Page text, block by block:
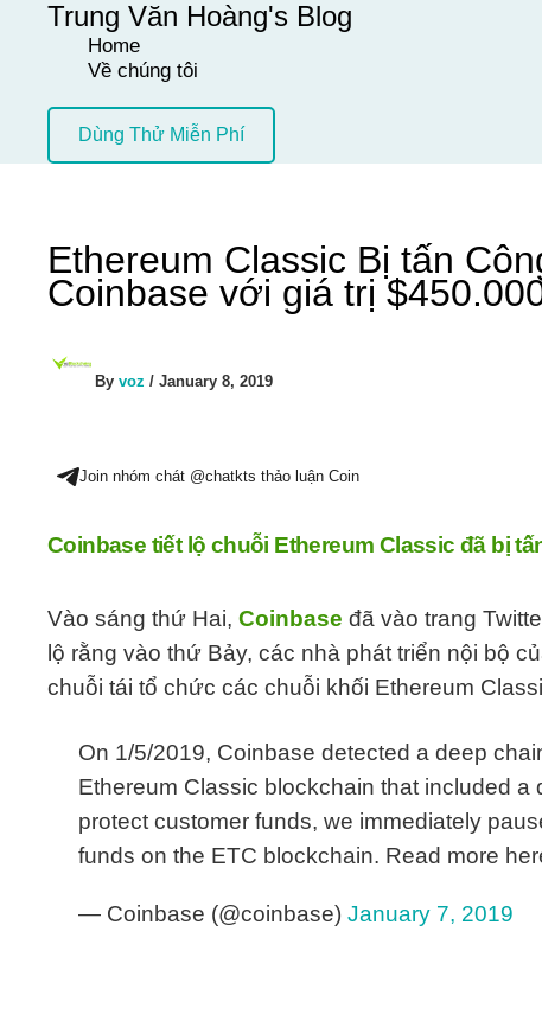
Trung Văn Hoàng's Blog
Home
Về chúng tôi
Dùng Thử Miễn Phí
Ethereum Classic Bị tấn
Coinbase với giá trị
By voz / January 8, 2019
Join nhóm chát @chatkts thảo luận Coin
Coinbase tiết lộ chuỗi Ethereum Classic đã bị
Vào sáng thứ Hai, Coinbase đã vào trang
lộ rằng vào thứ Bảy, các nhà phát triển nội bộ
chuỗi tái tổ chức các chuỗi khối Ethereum
On 1/5/2019, Coinbase detected a deep
Ethereum Classic blockchain that included a
protect customer funds, we immediately
funds on the ETC blockchain. Read more
— Coinbase (@coinbase) January 7, 2019